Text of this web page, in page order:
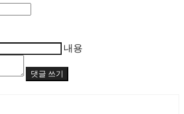
내용
댓글 쓰기